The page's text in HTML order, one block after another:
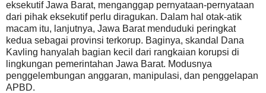
eksekutif Jawa Barat, menganggap pernyataan-pernyataan
dari pihak eksekutif perlu diragukan. Dalam hal otak-atik
macam itu, lanjutnya, Jawa Barat menduduki peringkat
kedua sebagai provinsi terkorup. Baginya, skandal Dana
Kavling hanyalah bagian kecil dari rangkaian korupsi di
lingkungan pemerintahan Jawa Barat. Modusnya
penggelembungan anggaran, manipulasi, dan penggelapan
APBD.